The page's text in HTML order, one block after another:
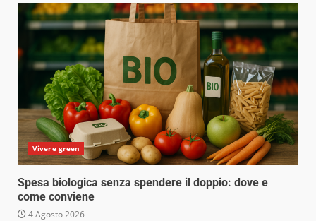
Vivere green
Spesa biologica senza spendere il doppio: dove e
come conviene
4 Agosto 2026